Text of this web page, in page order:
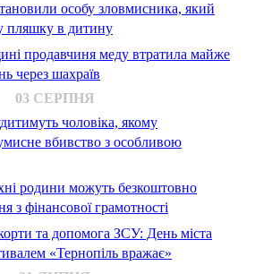
особу зловмисника, який
пляшку в дитину
продавчиня меду втратила майже
через шахраїв
03 СЕРПНЯ
чоловіка, якому
вбивство з особливою
родини можуть безкоштовно
з фінансової грамотності
та допомога ЗСУ: День міста
«Тернопіль вражає»